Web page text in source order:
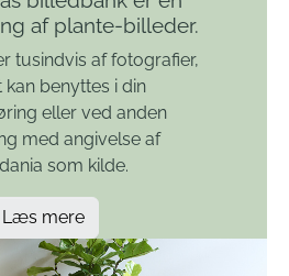
af plante-billeder.
tusindvis af fotografier,
kan benyttes i din
eller ved anden
med angivelse af
som kilde.
Læs mere